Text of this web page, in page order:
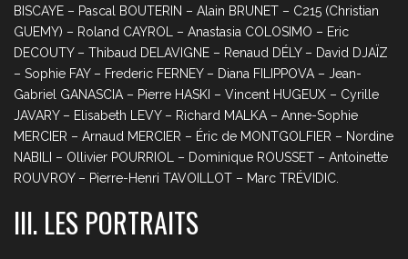
BISCAYE – Pascal BOUTERIN – Alain BRUNET – C215 (Christian
GUEMY) – Roland CAYROL – Anastasia COLOSIMO – Eric
DECOUTY – Thibaud DELAVIGNE – Renaud DÉLY – David DJAÏZ
– Sophie FAY – Frederic FERNEY – Diana FILIPPOVA – Jean-
Gabriel GANASCIA – Pierre HASKI – Vincent HUGEUX – Cyrille
JAVARY – Elisabeth LEVY – Richard MALKA – Anne-Sophie
MERCIER – Arnaud MERCIER – Éric de MONTGOLFIER – Nordine
NABILI – Ollivier POURRIOL – Dominique ROUSSET – Antoinette
ROUVROY – Pierre-Henri TAVOILLOT – Marc TRÉVIDIC.
III. LES PORTRAITS